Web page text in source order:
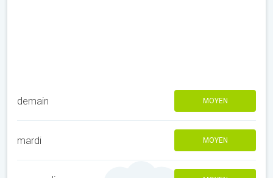
demain MOYEN
mardi MOYEN